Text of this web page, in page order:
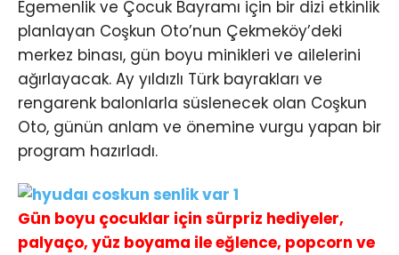
Egemenlik ve Çocuk Bayramı için bir dizi etkinlik
planlayan Coşkun Oto’nun Çekmeköy’deki
merkez binası, gün boyu minikleri ve ailelerini
ağırlayacak. Ay yıldızlı Türk bayrakları ve
rengarenk balonlarla süslenecek olan Coşkun
Oto, günün anlam ve önemine vurgu yapan bir
program hazırladı.
Gün boyu çocuklar için sürpriz hediyeler,
palyaço, yüz boyama ile eğlence, popcorn ve